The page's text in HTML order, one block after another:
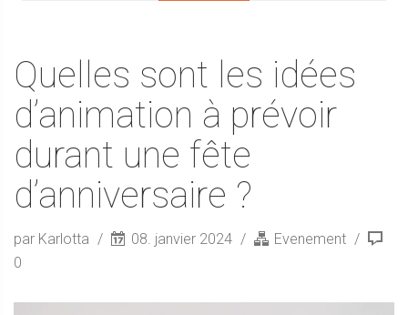
Quelles sont les idées
d’animation à prévoir
durant une fête
d’anniversaire ?
par Karlotta 08. janvier 2024
Evenement
0